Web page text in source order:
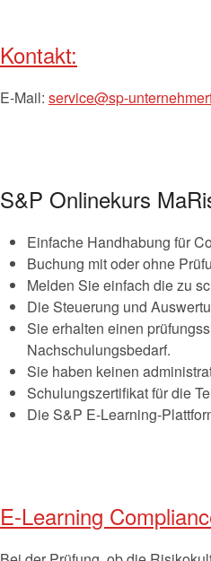
Kontakt:
E-Mail: service@sp-
S&P Onlinekurs
Einfache Handhabung für
Buchung mit oder ohne
Melden Sie einfach die zu
Die Steuerung und
Sie erhalten einen
Nachschulungsbedarf.
Sie haben keinen
Schulungszertifikat für die
Die S&P E-Learning-
E-Learning